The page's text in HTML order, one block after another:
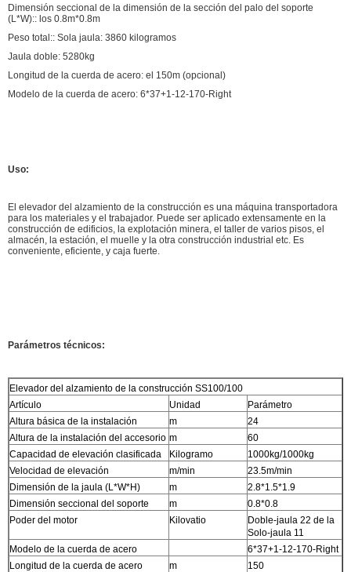
Dimensión seccional de la dimensión de la sección del palo del soporte
(L*W):: los 0.8m*0.8m
Peso total:: Sola jaula: 3860 kilogramos
Jaula doble: 5280kg
Longitud de la cuerda de acero: el 150m (opcional)
Modelo de la cuerda de acero: 6*37+1-12-170-Right
Uso:
El elevador del alzamiento de la construcción es una máquina transportadora
para los materiales y el trabajador. Puede ser aplicado extensamente en la
construcción de edificios, la explotación minera, el taller de varios pisos, el
almacén, la estación, el muelle y la otra construcción industrial etc. Es
conveniente, eficiente, y caja fuerte.
Parámetros técnicos:
Elevador del alzamiento de la construcción SS100/100
Artículo
Unidad
Parámetro
Altura básica de la instalación
m
24
Altura de la instalación del accesorio m
60
Capacidad de elevación clasificada
Kilogramo
1000kg/1000kg
Velocidad de elevación
m/min
23.5m/min
Dimensión de la jaula (L*W*H)
m
2.8*1.5*1.9
Dimensión seccional del soporte
m
0.8*0.8
Poder del motor
Kilovatio
Doble-jaula 22 de la
Solo-jaula 11
Modelo de la cuerda de acero
6*37+1-12-170-Right
Longitud de la cuerda de acero
m 150